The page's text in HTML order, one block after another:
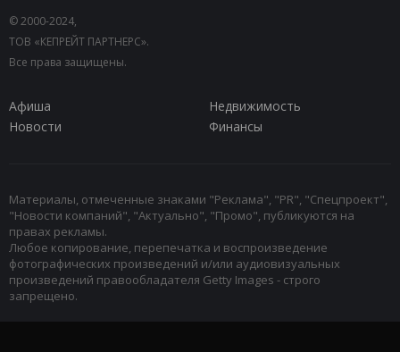
© 2000-2024,
ТОВ «КЕПРЕЙТ ПАРТНЕРС».
Все права защищены.
Афиша
Недвижимость
Новости
Финансы
Материалы, отмеченные знаками "Реклама", "PR", "Спецпроект",
"Новости компаний", "Актуально", "Промо", публикуются на
правах рекламы.
Любое копирование, перепечатка и воспроизведение
фотографических произведений и/или аудиовизуальных
произведений правообладателя Getty Images - строго
запрещено.